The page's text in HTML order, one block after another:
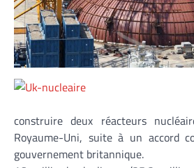
construire deux réacteurs
Royaume-Uni, suite à un accord
gouvernement britannique.